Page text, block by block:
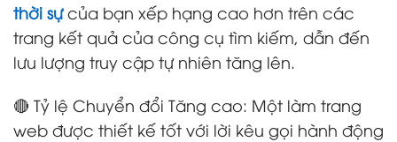
thời sựcủa bạn xếp hạng cao hơn trên các
trang kết quả của công cụ tìm kiếm, dẫn đến
lưu lượng truy cập tự nhiên tăng lên.
🔴 Tỷ lệ Chuyển đổi Tăng cao: Một làm trang
web được thiết kế tốt với lời kêu gọi hành động